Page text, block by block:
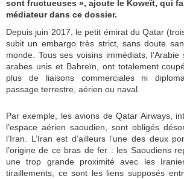
sont fructueuses », ajoute le Koweït, qui
médiateur dans ce dossier.
Depuis juin 2017, le petit émirat du Qatar
subit un embargo très strict, sans doute
monde. Tous ses voisins immédiats,
arabes unis et Bahreïn, ont totalement
plus de liaisons commerciales ni
passage terrestre, aérien ou naval.
Par exemple, les avions de Qatar Airways,
l’espace aérien saoudien, sont obligés
l’Iran. L’Iran est d’ailleurs l’une des deux
l’origine de ce bras de fer : les Saoudiens
une trop grande proximité avec les
tiraillements, ce sont les liens supposés